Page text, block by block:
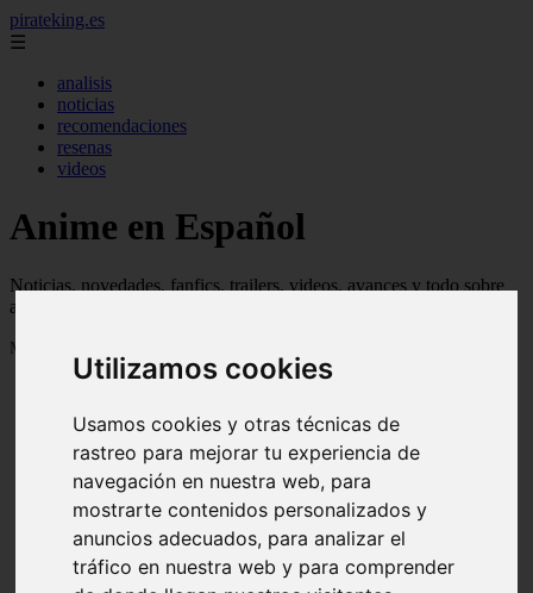
Utilizamos cookies
Usamos cookies y otras técnicas de
rastreo para mejorar tu experiencia de
navegación en nuestra web, para
mostrarte contenidos personalizados y
anuncios adecuados, para analizar el
tráfico en nuestra web y para comprender
pirateking.es
☰
analisis
noticias
recomendaciones
resenas
videos
Anime en Español
Noticias, novedades, fanfics, trailers, videos, avances y todo sobre
anime en español
Mostrando 1 - 24 de 233 artículos
Reseña Hentai - Kuroinu: Kedakaki Seijo wa Hakudaku
ni Somaru - Anime en Español